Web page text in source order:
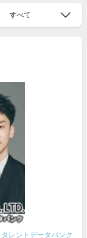
すべて
タレントデータバンク